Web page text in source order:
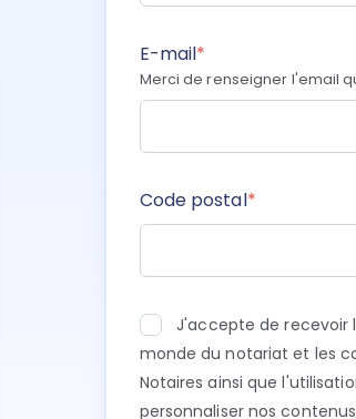
E-mail*
Merci de renseigner l'email
Code postal*
J'accepte de recevoir
monde du notariat et les
Notaires ainsi que
personnaliser nos